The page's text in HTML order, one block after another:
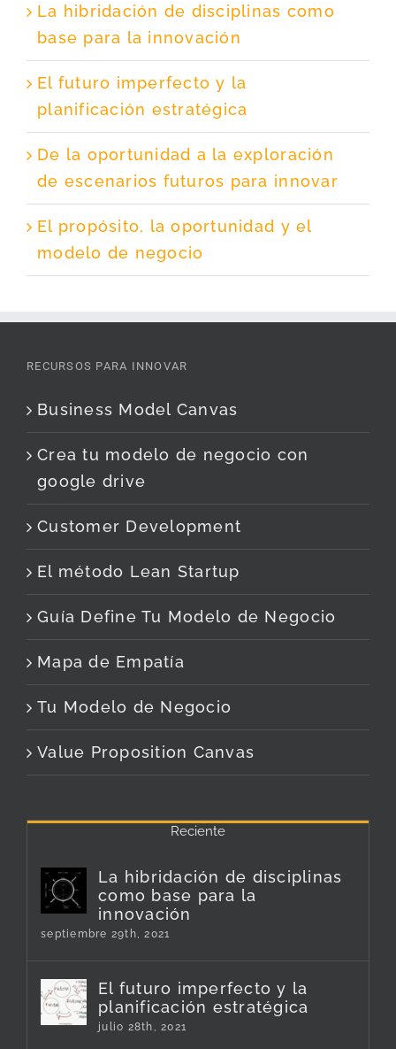
La hibridación de disciplinas como
base para la innovación
El futuro imperfecto y la
planificación estratégica
De la oportunidad a la exploración
de escenarios futuros para innovar
El propósito, la oportunidad y el
modelo de negocio
RECURSOS PARA INNOVAR
Business Model Canvas
Crea tu modelo de negocio con
google drive
Customer Development
El método Lean Startup
Guía Define Tu Modelo de Negocio
Mapa de Empatía
Tu Modelo de Negocio
Value Proposition Canvas
Reciente
La hibridación de disciplinas
como base para la
innovación
septiembre 29th, 2021
El futuro imperfecto y la
planificación estratégica
julio 28th, 2021